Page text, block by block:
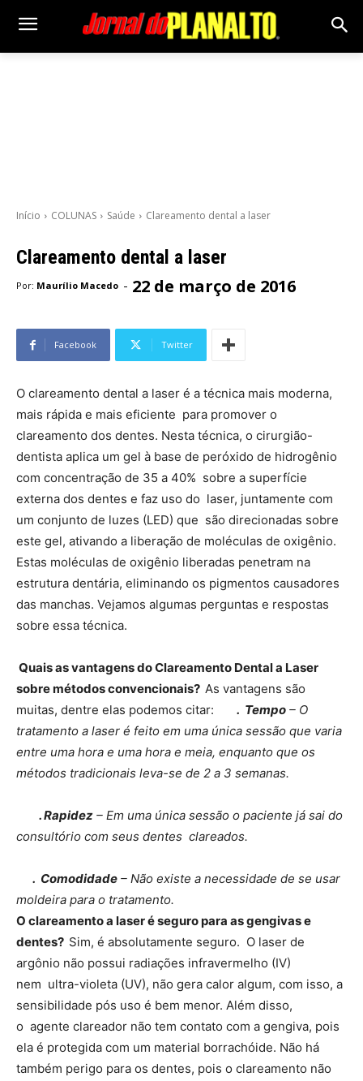
Início COLUNAS Saúde Clareamento dental a laser
Clareamento dental a laser
Por: Maurílio Macedo - 22 de março de 2016
Facebook Twitter
O clareamento dental a laser é a técnica mais moderna,
mais rápida e mais eficiente para promover o
clareamento dos dentes. Nesta técnica, o cirurgião-
dentista aplica um gel à base de peróxido de hidrogênio
com concentração de 35 a 40% sobre a superfície
externa dos dentes e faz uso do laser, juntamente com
um conjunto de luzes (LED) que são direcionadas sobre
este gel, ativando a liberação de moléculas de oxigênio.
Estas moléculas de oxigênio liberadas penetram na
estrutura dentária, eliminando os pigmentos causadores
das manchas. Vejamos algumas perguntas e respostas
sobre essa técnica.
Quais as vantagens do Clareamento Dental a Laser
sobre métodos convencionais? As vantagens são
muitas, dentre elas podemos citar:
. Tempo – O
tratamento a laser é feito em uma única sessão que varia
entre uma hora e uma hora e meia, enquanto que os
métodos tradicionais leva-se de 2 a 3 semanas.
. Rapidez – Em uma única sessão o paciente já sai do
consultório com seus dentes clareados.
. Comodidade – Não existe a necessidade de se usar
moldeira para o tratamento.
O clareamento a laser é seguro para as gengivas e
dentes? Sim, é absolutamente seguro. O laser de
argônio não possui radiações infravermelho (IV)
nem ultra-violeta (UV), não gera calor algum, com isso, a
sensibilidade pós uso é bem menor. Além disso,
o agente clareador não tem contato com a gengiva, pois
ela é protegida com um material borrachóide. Não há
também perigo para os dentes, pois o clareamento não